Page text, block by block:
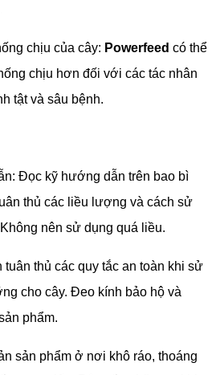
chịu của cây: Powerfeed có thể
chịu hơn đối với các tác nhân
tật và sâu bệnh.
Đọc kỹ hướng dẫn trên bao bì
thủ các liều lượng và cách sử
nên sử dụng quá liều.
tuân thủ các quy tắc an toàn khi sử
cho cây. Đeo kính bảo hộ và
phẩm.
sản phẩm ở nơi khô ráo, thoáng